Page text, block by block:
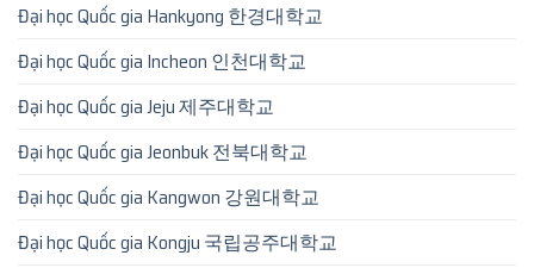
Đại học Quốc gia Hankyong 한경대학교
Đại học Quốc gia Incheon 인천대학교
Đại học Quốc gia Jeju 제주대학교
Đại học Quốc gia Jeonbuk 전북대학교
Đại học Quốc gia Kangwon 강원대학교
Đại học Quốc gia Kongju 국립공주대학교